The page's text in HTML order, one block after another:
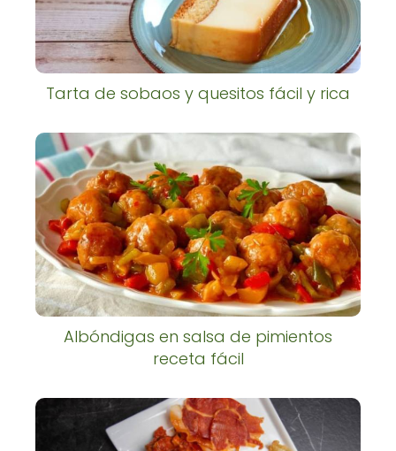
Tarta de sobaos y quesitos fácil y rica
Albóndigas en salsa de pimientos
receta fácil